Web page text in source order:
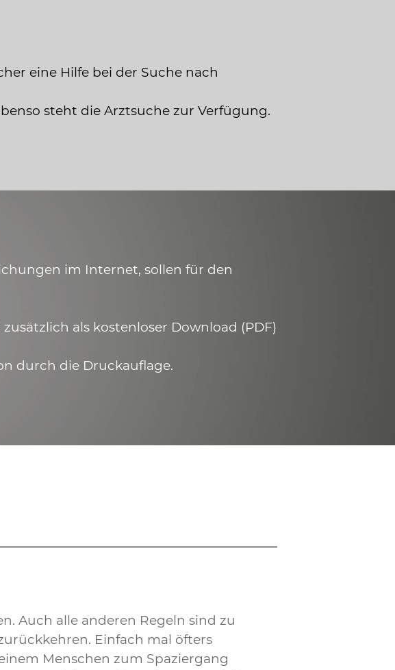
eine Hilfe bei der Suche nach
steht die Arztsuche zur Verfügung.
im Internet, sollen für den
als kostenloser Download (PDF)
durch die Druckauflage.
Auch alle anderen Regeln sind zu
Einfach mal öfters
Menschen zum Spaziergang